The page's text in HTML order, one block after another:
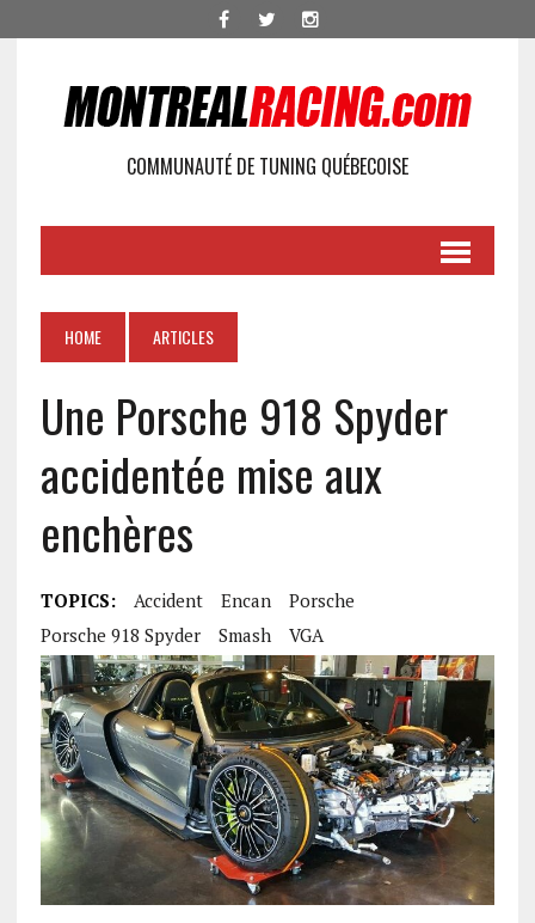
COMMUNAUTÉ DE TUNING QUÉBECOISE
HOME ARTICLES
Une Porsche 918 Spyder
accidentée mise aux
enchères
TOPICS: Accident Encan
Porsche
Porsche 918 Spyder
Smash VGA